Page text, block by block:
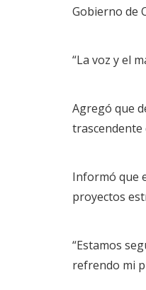
Gobierno de
“La voz y el
Agregó que
trascendente
Informó que
proyectos
“Estamos
refrendo mi